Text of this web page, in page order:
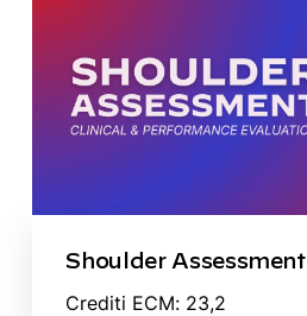
Shoulder Assessment
Crediti ECM: 23,2